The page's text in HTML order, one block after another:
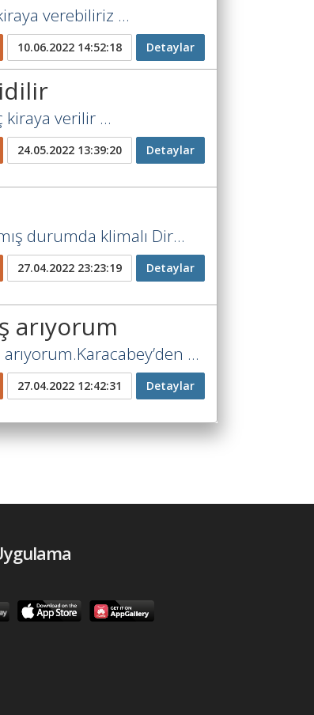
verebiliriz ...
10.06.2022 14:52:18 Detaylar
verilir ...
24.05.2022 13:39:20 Detaylar
durumda klimalı Dir...
27.04.2022 23:23:19 Detaylar
arıyorum
...
27.04.2022 12:42:31 Detaylar